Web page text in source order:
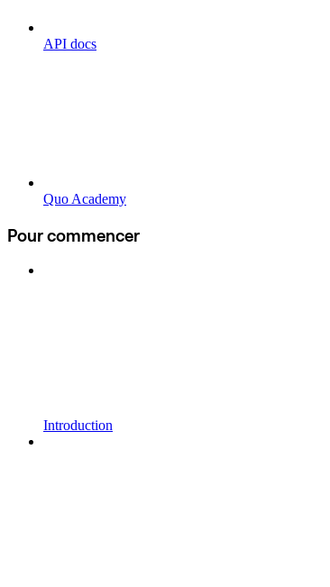
API docs
Quo Academy
Pour commencer
Introduction